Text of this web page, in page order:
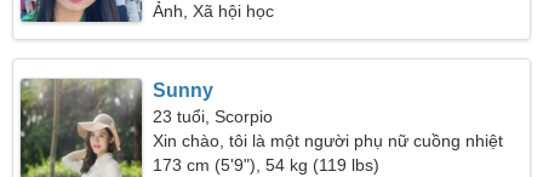
Ảnh, Xã hội học
Sunny
23 tuổi, Scorpio
Xin chào, tôi là một người phụ nữ cuồng nhiệt
173 cm (5'9"), 54 kg (119 lbs)